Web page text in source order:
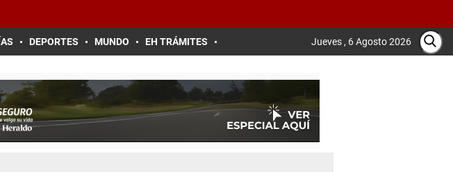
DEPORTES MUNDO EH TRÁMITES Jueves , 6 Agosto 2026